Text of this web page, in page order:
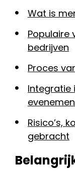
Wat is
Populaire
bedrijven
Proces
Integratie
Risico’s,
gebracht